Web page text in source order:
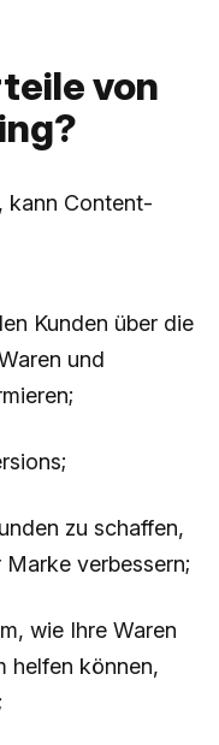
von
kann Content-
Kunden über die
und
zu schaffen,
verbessern;
wie Ihre Waren
helfen können,